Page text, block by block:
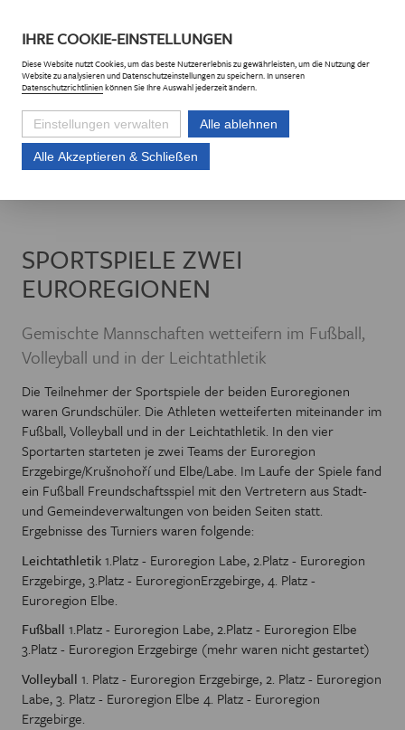
Euroregion Erzgebirge e.V. Projekte
SPORTSPIELE ZWEI
EUROREGIONEN
Gemischte Mannschaften wetteifern im Fußball,
Volleyball und in der Leichtathletik
Die Teilnehmer der Sportspiele der beiden Euroregionen
waren Grundschüler. Die Athleten wetteiferten miteinander im
Fußball, Volleyball und in der Leichtathletik. In den vier
Sportarten starteten je zwei Teams der Euroregion
Erzgebirge/Krušnohoří und Elbe/Labe. Im Laufe der Spiele fand
ein Fußball Freundschaftsspiel mit den Vertretern aus Stadt-
und Gemeindeverwaltungen von beiden Seiten statt.
Ergebnisse des Turniers waren folgende:
Leichtathletik1.Platz - Euroregion Labe, 2.Platz - Euroregion
Erzgebirge, 3.Platz - EuroregionErzgebirge, 4. Platz -
Euroregion Elbe.
Fußball 1.Platz - Euroregion Labe, 2.Platz - Euroregion Elbe
3.Platz - Euroregion Erzgebirge (mehr waren nicht gestartet)
Volleyball 1. Platz - Euroregion Erzgebirge, 2. Platz - Euroregion
Labe, 3. Platz - Euroregion Elbe 4. Platz - Euroregion
Erzgebirge.
IHRECOOKIE-EINSTELLUNGEN
DieseWebsitenutzt Cookies, um das beste Nutzererlebnis zu gewährleisten, um die Nutzung der
Websitezu analysieren und Datenschutzeinstellungen zu speichern. In unseren
Datenschutzrichtlinienkönnen Sie Ihre Auswahl jederzeit ändern.
Einstellungen verwalten Alle ablehnen
Alle Akzeptieren & Schließen